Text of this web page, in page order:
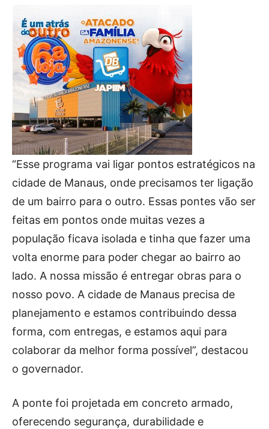
“Esse programa vai ligar pontos estratégicos na
cidade de Manaus, onde precisamos ter ligação
de um bairro para o outro. Essas pontes vão ser
feitas em pontos onde muitas vezes a
população ficava isolada e tinha que fazer uma
volta enorme para poder chegar ao bairro ao
lado. A nossa missão é entregar obras para o
nosso povo. A cidade de Manaus precisa de
planejamento e estamos contribuindo dessa
forma, com entregas, e estamos aqui para
colaborar da melhor forma possível”, destacou
o governador.
A ponte foi projetada em concreto armado,
oferecendo segurança, durabilidade e